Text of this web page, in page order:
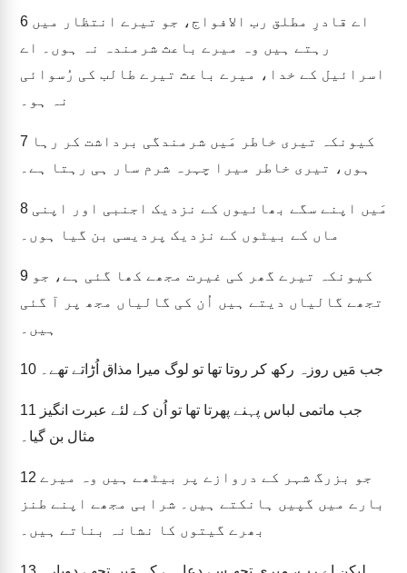
6
رہتے ہیں وہ میرے باعث شرمندہ نہ ہوں۔ اے
اسرائیل کے خدا، میرے باعث تیرے طالب کی رُسوائی
نہ ہو۔
7
ہوں، تیری خاطر میرا چہرہ شرم سار ہی رہتا ہے۔
8
ماں کے بیٹوں کے نزدیک پردیسی بن گیا ہوں۔
9
تجھے گالیاں دیتے ہیں اُن کی گالیاں مجھ پر آ گئی
ہیں۔
10 جب مَیں روزہ رکھ کر روتا تھا تو لوگ میرا مذاق اُڑاتے تھے۔
11
مثال بن گیا۔
12
بارے میں گپیں ہانکتے ہیں۔ شرابی مجھے اپنے طنز
بھرے گیتوں کا نشانہ بناتے ہیں۔